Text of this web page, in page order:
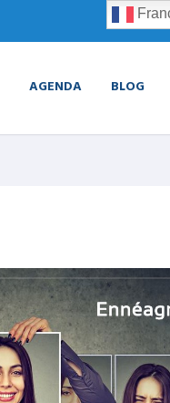
AGENDA BLOG